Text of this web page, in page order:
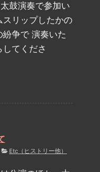
鼓演奏で参加い
スリップしたかの
争で 演奏いた
してくださ
Etc（ヒストリー他）